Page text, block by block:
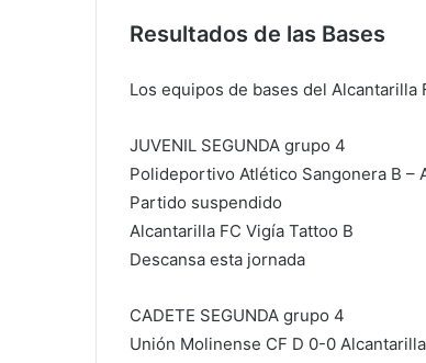
Resultados de las Bases
Los equipos de bases del
JUVENIL SEGUNDA grupo 4
Polideportivo Atlético Sangonera B –
Partido suspendido
Alcantarilla FC Vigía Tattoo B
Descansa esta jornada
CADETE SEGUNDA grupo 4
Unión Molinense CF D 0-0